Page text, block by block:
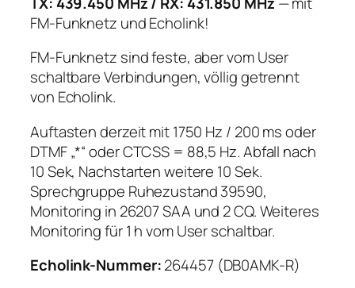
FM-Funknetz und Echolink!
FM-Funknetz sind feste, aber vom User
schaltbare Verbindungen, völlig getrennt
von Echolink.
Auftasten derzeit mit 1750 Hz / 200 ms oder
DTMF „*“ oder CTCSS = 88,5 Hz. Abfall nach
10 Sek, Nachstarten weitere 10 Sek.
Sprechgruppe Ruhezustand 39590,
Monitoring in 26207 SAA und 2 CQ. Weiteres
Monitoring für 1 h vom User schaltbar.
Echolink-Nummer:264457 (DB0AMK-R)